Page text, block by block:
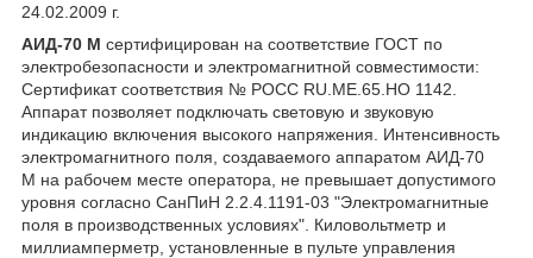
24.02.2009 г.
АИД-70 М сертифицирован на соответствие ГОСТ по
электробезопасности и электромагнитной совместимости:
Сертификат соответствия № РОСС RU.МЕ.65.НО 1142.
Аппарат позволяет подключать световую и звуковую
индикацию включения высокого напряжения. Интенсивность
электромагнитного поля, создаваемого аппаратом АИД-70
М на рабочем месте оператора, не превышает допустимого
уровня согласно СанПиН 2.2.4.1191-03 "Электромагнитные
поля в производственных условиях". Киловольтметр и
миллиамперметр, установленные в пульте управления